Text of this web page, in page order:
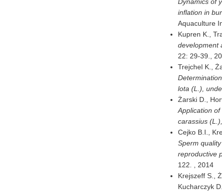
Dynamics of
inflation in
Aquaculture
Kupren K.,
development
22: 29-39.,
Trejchel K.,
lota (L.),
Żarski D.,
Application
carassius
Cejko B.I.,
Sperm
reproductive
122. , 2014
Krejszeff S.,
Kucharczyk